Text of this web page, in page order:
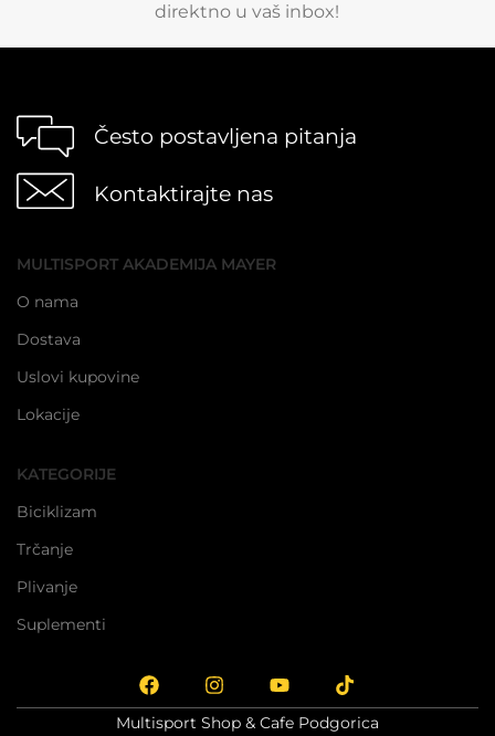
direktno u vaš inbox!
Često postavljena pitanja
Kontaktirajte nas
MULTISPORT AKADEMIJA MAYER
O nama
Dostava
Uslovi kupovine
Lokacije
KATEGORIJE
Biciklizam
Trčanje
Plivanje
Suplementi
Multisport Shop & Cafe Podgorica